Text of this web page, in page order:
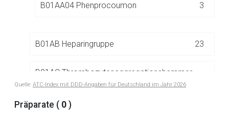
B01AA04 Phenprocoumon 3
B01AB Heparingruppe 23
B01AC Thrombozytenaggregationshemmer,
exkl. Heparin
B01AD Enzyme
Quelle: ATC-Index mit DDD-Angaben für Deutschland im Jahr 2026
Präparate ( 0 )